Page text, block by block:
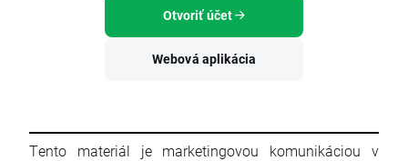
Otvoriť účet
Webová aplikácia
Tento materiál je marketingovou komunikáciou v